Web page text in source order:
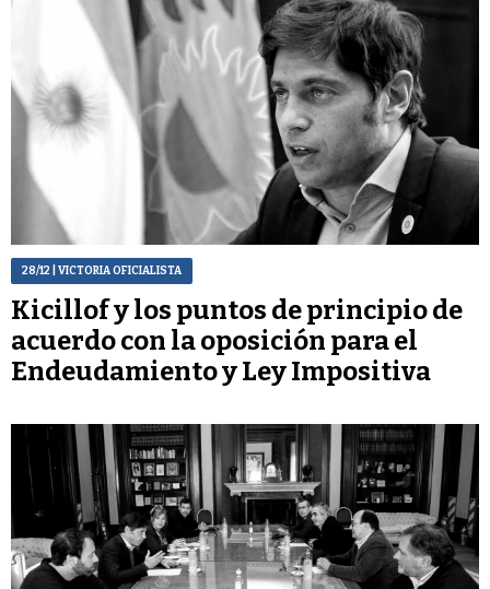
28/12 | VICTORIA OFICIALISTA
Kicillof y los puntos de principio de
acuerdo con la oposición para el
Endeudamiento y Ley Impositiva